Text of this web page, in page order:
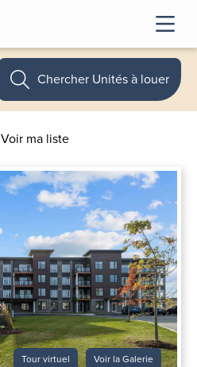
Voir ma liste
Chercher Unités à louer
Tour virtuel Voir la Galerie